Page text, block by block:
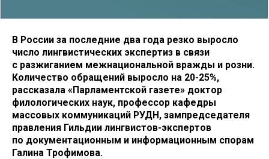
В России за последние два года резко выросло
число лингвистических экспертиз в связи
с разжиганием межнациональной вражды и розни.
Количество обращений выросло на 20-25%,
рассказала «Парламентской газете» доктор
филологических наук, профессор кафедры
массовых коммуникаций РУДН, зампредседателя
правления Гильдии лингвистов-экспертов
по документационным и информационным спорам
Галина Трофимова.